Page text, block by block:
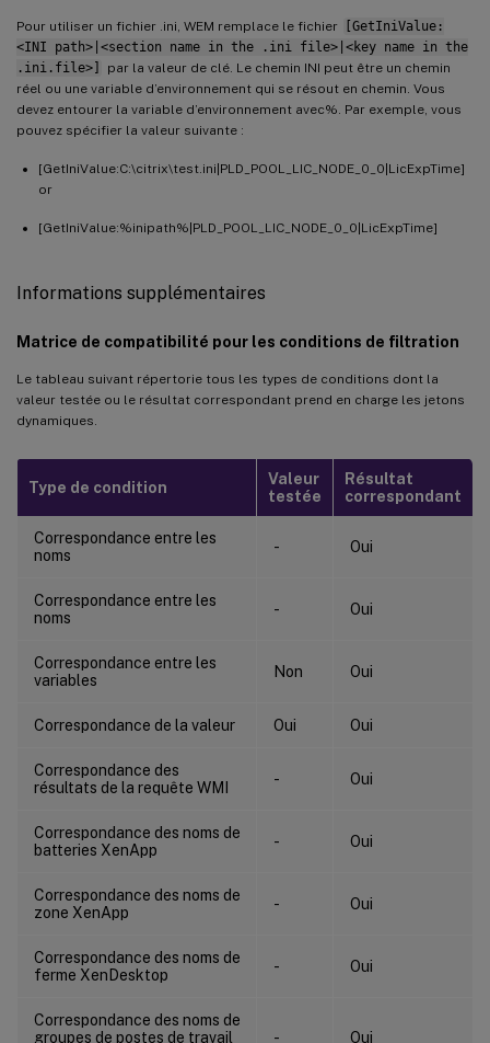
Pour utiliser un fichier .ini, WEM remplace le fichier
[GetIniValue:
<INI path>|<section name in the .ini file>|<key name in the
.ini.file>]
par la valeur de clé. Le chemin INI peut être un chemin
réel ou une variable d’environnement qui se résout en chemin. Vous
devez entourer la variable d’environnement avec%. Par exemple, vous
pouvez spécifier la valeur suivante :
[GetIniValue:C:\citrix\test.ini|PLD_POOL_LIC_NODE_0_0|LicExpTime]
or
[GetIniValue:%inipath%|PLD_POOL_LIC_NODE_0_0|LicExpTime]
Informations supplémentaires
Matrice de compatibilité pour les conditions de filtration
Le tableau suivant répertorie tous les types de conditions dont la
valeur testée ou le résultat correspondant prend en charge les jetons
dynamiques.
Type de condition
Valeur
testée
Résultat
correspondant
Correspondance entre les
noms
- Oui
Correspondance entre les
noms
- Oui
Correspondance entre les
variables
Non Oui
Correspondance de la valeur Oui Oui
Correspondance des
résultats de la requête WMI
- Oui
Correspondance des noms de
batteries XenApp
- Oui
Correspondance des noms de
zone XenApp
- Oui
Correspondance des noms de
ferme XenDesktop
- Oui
Correspondance des noms de
groupes de postes de travail
- Oui